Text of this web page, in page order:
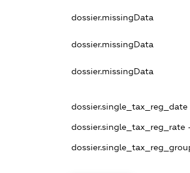
dossier.missingData
dossier.missingData
dossier.missingData
dossier.single_tax_reg_date -
dossier.single_tax_reg_rate